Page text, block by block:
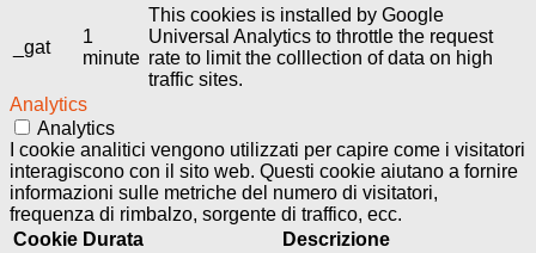
_gat
1
minute
This cookies is installed by Google
Universal Analytics to throttle the request
rate to limit the colllection of data on high
traffic sites.
Analytics
Analytics
I cookie analitici vengono utilizzati per capire come i visitatori
interagiscono con il sito web. Questi cookie aiutano a fornire
informazioni sulle metriche del numero di visitatori,
frequenza di rimbalzo, sorgente di traffico, ecc.
Cookie Durata Descrizione